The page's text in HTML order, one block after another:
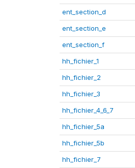
ent_section_d
ent_section_e
ent_section_f
hh_fichier_1
hh_fichier_2
hh_fichier_3
hh_fichier_4_6_7
hh_fichier_5a
hh_fichier_5b
hh_fichier_7